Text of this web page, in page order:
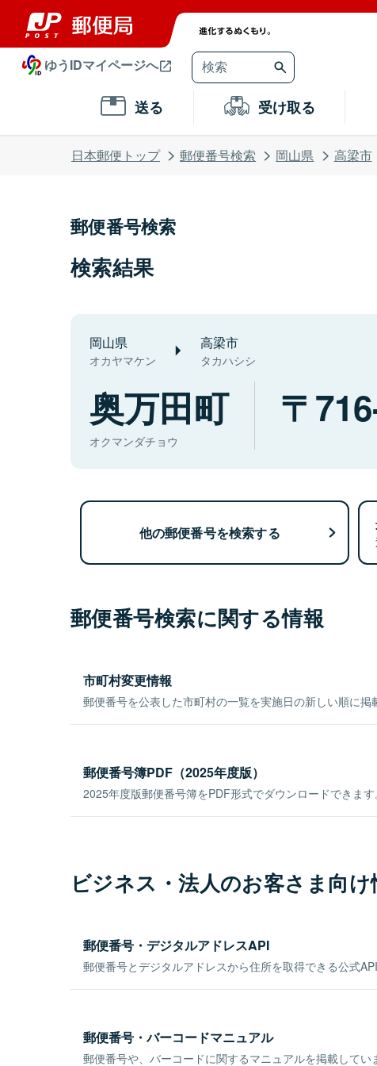
ゆうIDマイページへ
送る 受け取る
日本郵便トップ 郵便番号検索 岡山県 高梁市
郵便番号検索
検索結果
岡山県
オカヤマケン
高梁市
タカハシシ
奥万田町
オクマンダチョウ
他の郵便番号を検索する
郵便番号検索に関する情報
市町村変更情報
郵便番号を公表した市町村の一覧を実施日の新しい順に掲
郵便番号簿PDF（2025年度版）
2025年度版郵便番号簿をPDF形式でダウンロードできます
ビジネス・法人のお客さま向け
郵便番号・デジタルアドレスAPI
郵便番号とデジタルアドレスから住所を取得できる公式API
郵便番号・バーコードマニュアル
郵便番号や、バーコードに関するマニュアルを掲載してい